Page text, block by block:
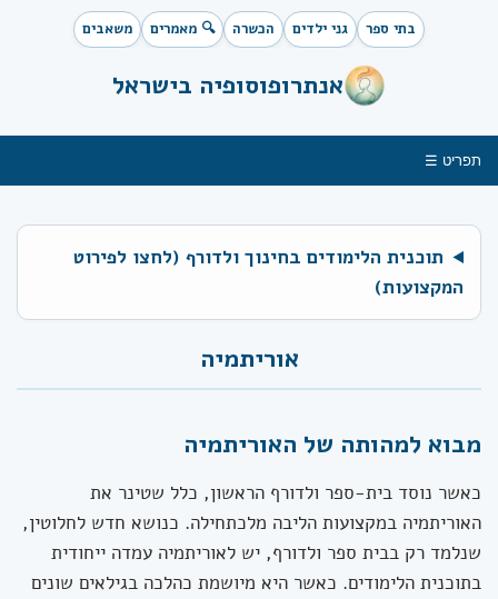
בתי ספר גני ילדים הכשרה 🔍 מאמרים משאבים
אנתרופוסופיה בישראל
תפריט ☰
תוכנית הלימודים בחינוך ולדורף (לחצו לפירוט
המקצועות)
אוריתמיה
מבוא למהותה של האוריתמיה
כאשר נוסד בית-ספר ולדורף הראשון, כלל שטינר את
האוריתמיה במקצועות הליבה מלכתחילה. כנושא חדש לחלוטין,
שנלמד רק בבית ספר ולדורף, יש לאוריתמיה עמדה ייחודית
בתוכנית הלימודים. כאשר היא מיושמת כהלכה בגילאים שונים